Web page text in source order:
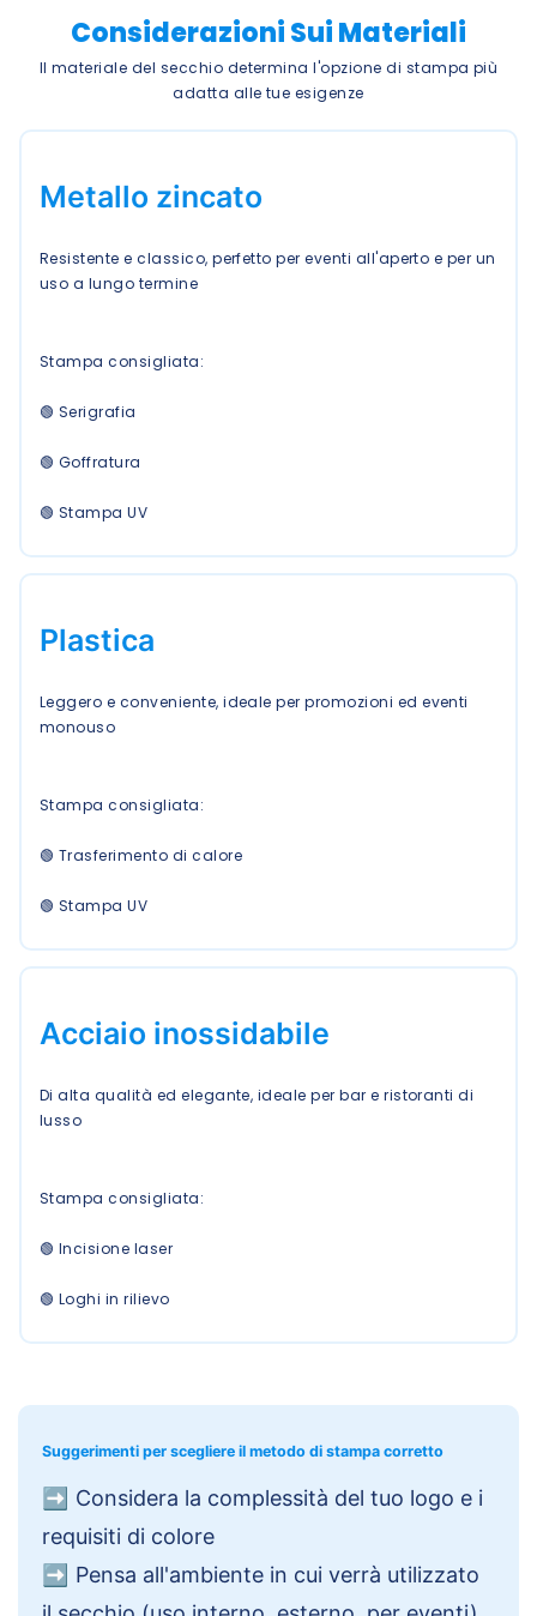
Considerazioni Sui Materiali
Il materiale del secchio determina l'opzione di stampa più
adatta alle tue esigenze
Metallo zincato
Resistente e classico, perfetto per eventi all'aperto e per un
uso a lungo termine
Stampa consigliata:
🟢 Serigrafia
🟢 Goffratura
🟢 Stampa UV
Plastica
Leggero e conveniente, ideale per promozioni ed eventi
monouso
Stampa consigliata:
🟢 Trasferimento di calore
🟢 Stampa UV
Acciaio inossidabile
Di alta qualità ed elegante, ideale per bar e ristoranti di
lusso
Stampa consigliata:
🟢 Incisione laser
🟢 Loghi in rilievo
Suggerimenti per scegliere il metodo di stampa corretto
➡️ Considera la complessità del tuo logo e i
requisiti di colore
➡️ Pensa all'ambiente in cui verrà utilizzato